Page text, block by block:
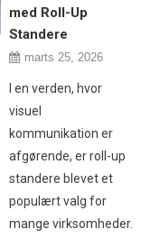
med Roll-Up
Standere
marts 25, 2026
I en verden, hvor
visuel
kommunikation er
afgørende, er roll-up
standere blevet et
populært valg for
mange virksomheder.